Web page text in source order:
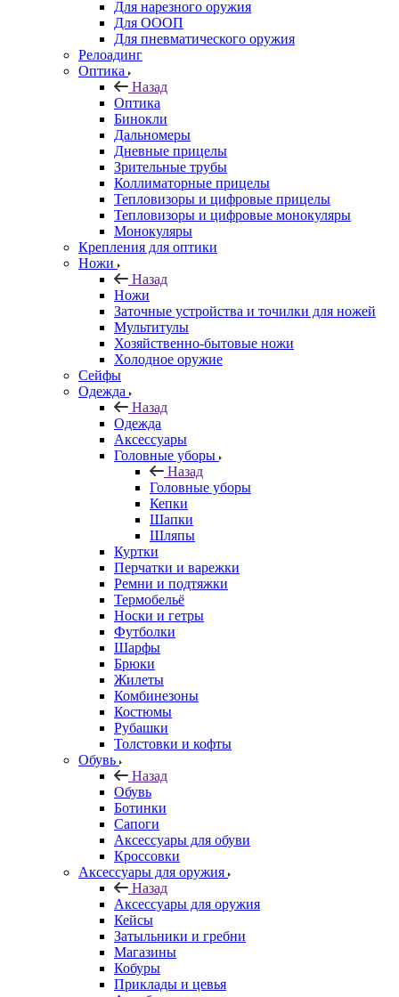
Для нарезного оружия
Для ОООП
Для пневматического оружия
Релоадинг
Оптика
Назад
Оптика
Бинокли
Дальномеры
Дневные прицелы
Зрительные трубы
Коллиматорные прицелы
Тепловизоры и цифровые прицелы
Тепловизоры и цифровые монокуляры
Монокуляры
Крепления для оптики
Ножи
Назад
Ножи
Заточные устройства и точилки для ножей
Мультитулы
Хозяйственно-бытовые ножи
Холодное оружие
Сейфы
Одежда
Назад
Одежда
Аксессуары
Головные уборы
Назад
Головные уборы
Кепки
Шапки
Шляпы
Куртки
Перчатки и варежки
Ремни и подтяжки
Термобельё
Носки и гетры
Футболки
Шарфы
Брюки
Жилеты
Комбинезоны
Костюмы
Рубашки
Толстовки и кофты
Обувь
Назад
Обувь
Ботинки
Сапоги
Аксессуары для обуви
Кроссовки
Аксессуары для оружия
Назад
Аксессуары для оружия
Кейсы
Затыльники и гребни
Магазины
Кобуры
Приклады и цевья